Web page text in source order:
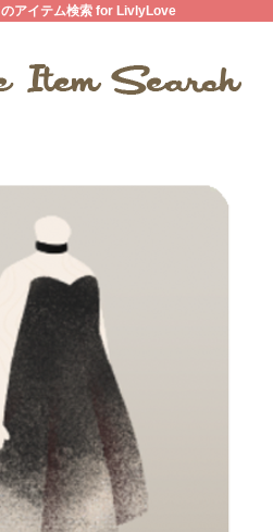
のアイテム検索 for LivlyLove